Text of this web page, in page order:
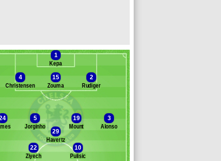
Banc des remplaçantsChelsea
1
Kepa
4
Christensen
15
Zouma
2
Rudiger
5
Jorginho
19
Mount
3
Alonso
29
Havertz
22
Ziyech
10
Pulisic